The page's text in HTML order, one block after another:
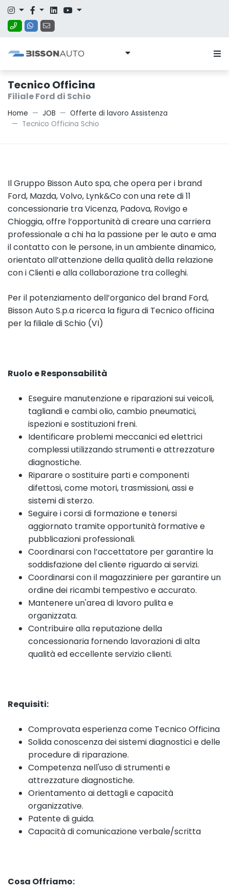
Tecnico Officina
Filiale Ford di Schio
Home JOB
Offerte di lavoro Assistenza
Tecnico Officina Schio
Il Gruppo Bisson Auto spa, che opera per i brand
Ford, Mazda, Volvo, Lynk&Co con una rete di 11
concessionarie tra Vicenza, Padova, Rovigo e
Chioggia, offre l’opportunità di creare una carriera
professionale a chi ha la passione per le auto e ama
il contatto con le persone, in un ambiente dinamico,
orientato all’attenzione della qualità della relazione
con i Clienti e alla collaborazione tra colleghi.
Per il potenziamento dell’organico del brand Ford,
Bisson Auto S.p.a ricerca la figura di Tecnico officina
per la filiale di Schio (VI)
Ruolo e Responsabilità
Eseguire manutenzione e riparazioni sui veicoli,
tagliandi e cambi olio, cambio pneumatici,
ispezioni e sostituzioni freni.
Identificare problemi meccanici ed elettrici
complessi utilizzando strumenti e attrezzature
diagnostiche.
Riparare o sostituire parti e componenti
difettosi, come motori, trasmissioni, assi e
sistemi di sterzo.
Seguire i corsi di formazione e tenersi
aggiornato tramite opportunità formative e
pubblicazioni professionali.
Coordinarsi con l’accettatore per garantire la
soddisfazione del cliente riguardo ai servizi.
Coordinarsi con il magazziniere per garantire un
ordine dei ricambi tempestivo e accurato.
Mantenere un'area di lavoro pulita e
organizzata.
Contribuire alla reputazione della
concessionaria fornendo lavorazioni di alta
qualità ed eccellente servizio clienti.
Requisiti:
Comprovata esperienza come Tecnico Officina
Solida conoscenza dei sistemi diagnostici e delle
procedure di riparazione.
Competenza nell'uso di strumenti e
attrezzature diagnostiche.
Orientamento ai dettagli e capacità
organizzative.
Patente di guida.
Capacità di comunicazione verbale/scritta
Cosa Offriamo: